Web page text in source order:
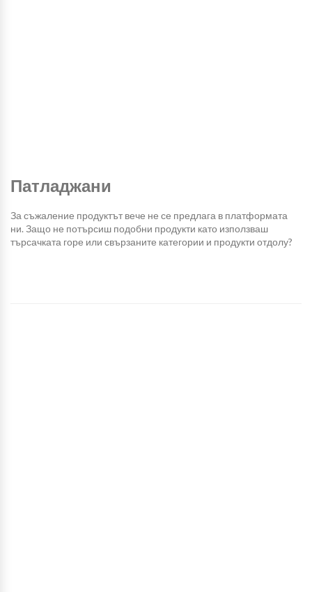
Патладжани
За съжаление продуктът вече не се предлага в платформата
ни. Защо не потърсиш подобни продукти като използваш
търсачката горе или свързаните категории и продукти отдолу?